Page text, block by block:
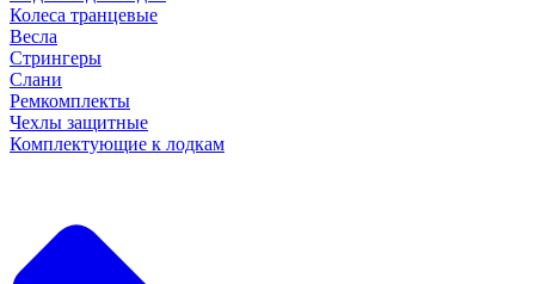
Колеса транцевые
Весла
Стрингеры
Слани
Ремкомплекты
Чехлы защитные
Комплектующие к лодкам